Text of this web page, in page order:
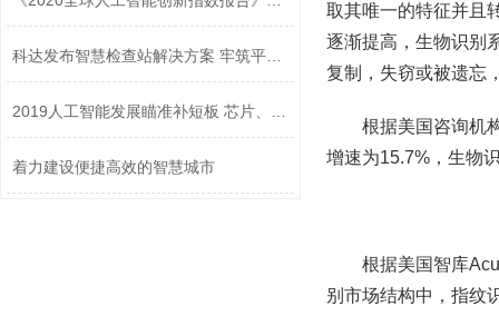
着力建设便捷高效的智慧城市
取其唯一的特征并且
逐渐提高，生物识别
复制，失窃或被遗忘
根据美国咨询机
增速为15.7%，生物
根据美国智库
别市场结构中，指纹